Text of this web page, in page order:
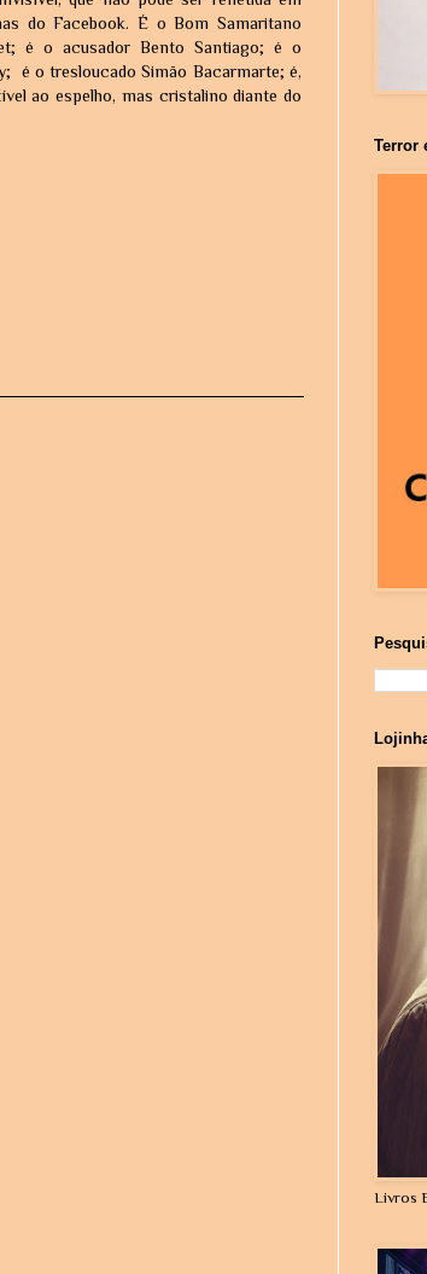
do Facebook. É o Bom Samaritano
é o acusador Bento Santiago; é o
é o tresloucado Simão Bacarmarte; é,
ao espelho, mas cristalino diante do
Terror
Livros